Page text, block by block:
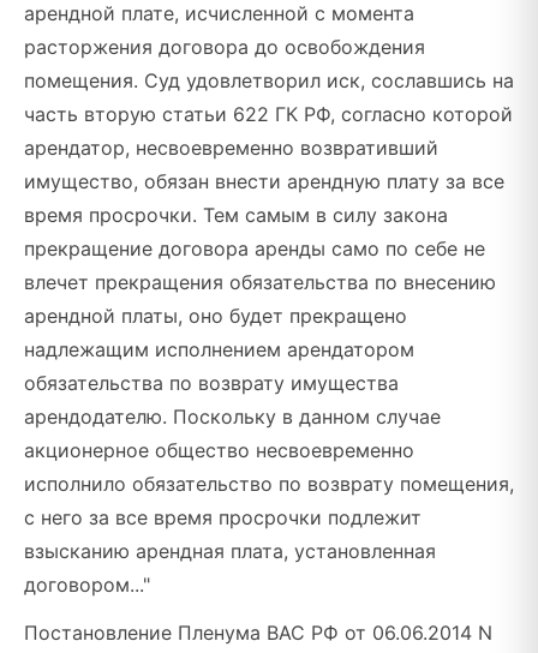
арендной плате, исчисленной с момента
расторжения договора до освобождения
помещения. Суд удовлетворил иск, сославшись на
часть вторую статьи 622 ГК РФ, согласно которой
арендатор, несвоевременно возвративший
имущество, обязан внести арендную плату за все
время просрочки. Тем самым в силу закона
прекращение договора аренды само по себе не
влечет прекращения обязательства по внесению
арендной платы, оно будет прекращено
надлежащим исполнением арендатором
обязательства по возврату имущества
арендодателю. Поскольку в данном случае
акционерное общество несвоевременно
исполнило обязательство по возврату помещения,
с него за все время просрочки подлежит
взысканию арендная плата, установленная
договором..."
Постановление Пленума ВАС РФ от 06.06.2014 N